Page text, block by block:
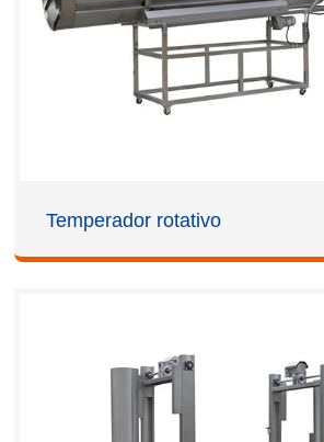
Temperador rotativo